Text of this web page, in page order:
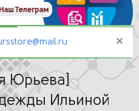
Наш Телеграм
Юрьева]
Ильиной